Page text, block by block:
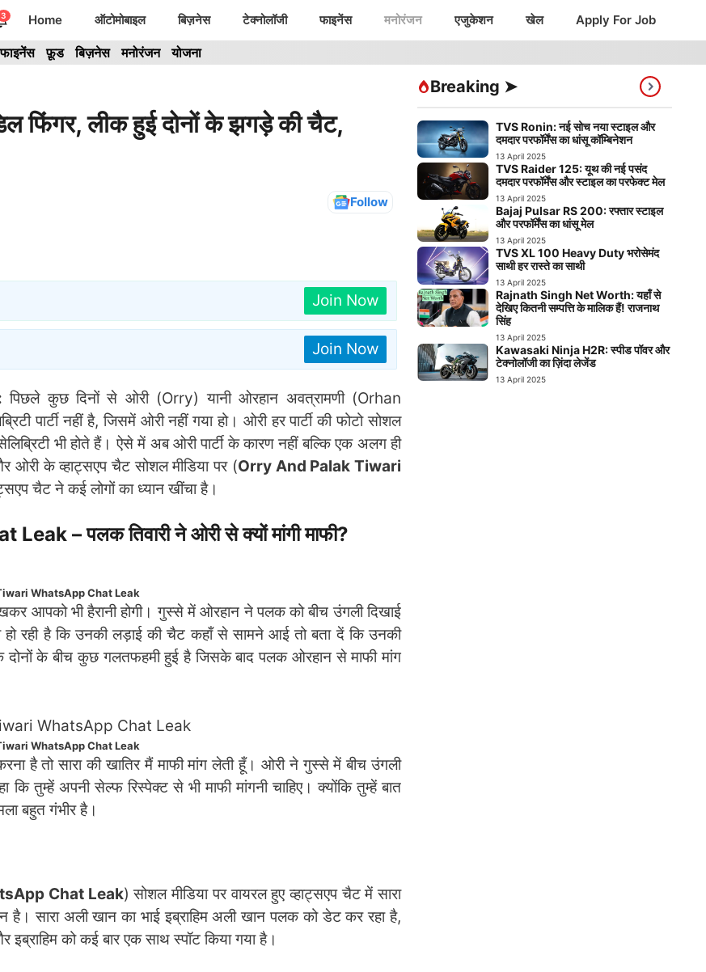
3 Home ऑटोमोबाइल बिज़नेस टेक्नोलॉजी फाइनेंस मनोरंजन एजुकेशन खेल Apply For Job
फाइनेंस फ़ूड बिज़नेस मनोरंजन योजना
फिंगर, लीक हुई दोनों के झगड़े की चैट,
Follow
Join Now
Join Now
पिछले कुछ दिनों से ओरी (Orry) यानी ओरहान अवत्रामणी (Orhan
पार्टी नहीं है, जिसमें ओरी नहीं गया हो। ओरी हर पार्टी की फोटो सोशल
भी होते हैं। ऐसे में अब ओरी पार्टी के कारण नहीं बल्कि एक अलग ही
के व्हाट्सएप चैट सोशल मीडिया पर (Orry And Palak Tiwari
चैट ने कई लोगों का ध्यान खींचा है।
– पलक तिवारी ने ओरी से क्यों मांगी माफी?
WhatsApp Chat Leak
आपको भी हैरानी होगी। गुस्से में ओरहान ने पलक को बीच उंगली दिखाई
रही है कि उनकी लड़ाई की चैट कहाँ से सामने आई तो बता दें कि उनकी
के बीच कुछ गलतफहमी हुई है जिसके बाद पलक ओरहान से माफी मांग
WhatsApp Chat Leak
है तो सारा की खातिर मैं माफी मांग लेती हूँ। ओरी ने गुस्से में बीच उंगली
तुम्हें अपनी सेल्फ रिस्पेक्ट से भी माफी मांगनी चाहिए। क्योंकि तुम्हें बात
बहुत गंभीर है।
Chat Leak) सोशल मीडिया पर वायरल हुए व्हाट्सएप चैट में सारा
है। सारा अली खान का भाई इब्राहिम अली खान पलक को डेट कर रहा है,
को कई बार एक साथ स्पॉट किया गया है।
Breaking ➤
TVS Ronin: नई सोच नया स्टाइल और
दमदार परफॉर्मेंस का धांसू कॉम्बिनेशन
13 April 2025
TVS Raider 125: यूथ की नई पसंद
दमदार परफॉर्मेंस और स्टाइल का परफेक्ट मेल
13 April 2025
Bajaj Pulsar RS 200: रफ्तार स्टाइल
और परफॉर्मेंस का धांसू मेल
13 April 2025
TVS XL 100 Heavy Duty भरोसेमंद
साथी हर रास्ते का साथी
13 April 2025
Rajnath Singh Net Worth: यहाँ से
देखिए कितनी सम्पत्ति के मालिक हैं! राजनाथ
सिंह
13 April 2025
Kawasaki Ninja H2R: स्पीड पॉवर और
टेक्नोलॉजी का ज़िंदा लेजेंड
13 April 2025